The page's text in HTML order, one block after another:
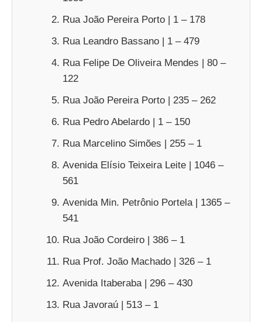
Rua João Pereira Porto | 1 – 178
Rua Leandro Bassano | 1 – 479
Rua Felipe De Oliveira Mendes | 80 –
122
Rua João Pereira Porto | 235 – 262
Rua Pedro Abelardo | 1 – 150
Rua Marcelino Simões | 255 – 1
Avenida Elísio Teixeira Leite | 1046 –
561
Avenida Min. Petrônio Portela | 1365 –
541
Rua João Cordeiro | 386 – 1
Rua Prof. João Machado | 326 – 1
Avenida Itaberaba | 296 – 430
Rua Javoraú | 513 – 1